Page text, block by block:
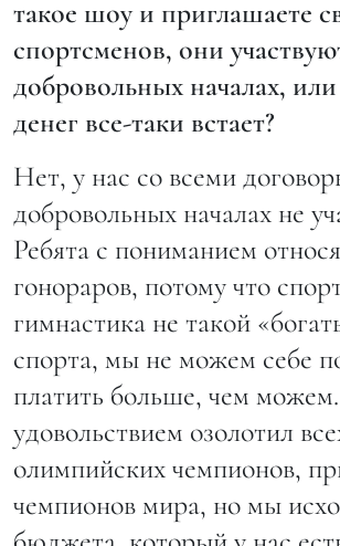
такое шоу и приглашаете
спортсменов, они
добровольных началах,
денег все-таки встает?
Нет, у нас со всеми
добровольных началах не
Ребята с пониманием
гонораров, потому что
гимнастика не такой
спорта, мы не можем себе
платить больше, чем
удовольствием озолотил
олимпийских чемпионов,
чемпионов мира, но мы